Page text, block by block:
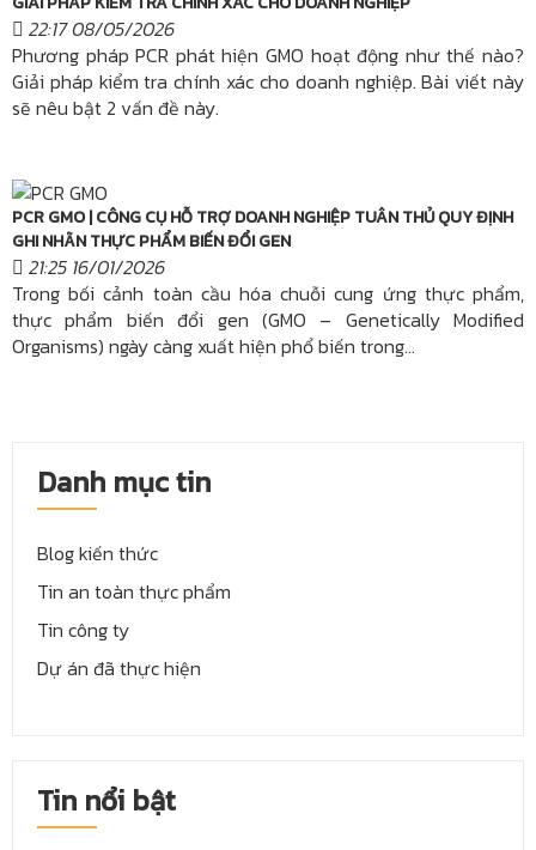
22:17 08/05/2026
Phương pháp PCR phát hiện GMO hoạt động như thế nào?
Giải pháp kiểm tra chính xác cho doanh nghiệp. Bài viết này
sẽ nêu bật 2 vấn đề này.
PCR GMO | CÔNG CỤ HỖ TRỢ DOANH NGHIỆP TUÂN THỦ QUY ĐỊNH
GHI NHÃN THỰC PHẨM BIẾN ĐỔI GEN
21:25 16/01/2026
Trong bối cảnh toàn cầu hóa chuỗi cung ứng thực phẩm,
thực phẩm biến đổi gen (GMO – Genetically Modified
Organisms) ngày càng xuất hiện phổ biến trong...
Danh mục tin
Blog kiến thức
Tin an toàn thực phẩm
Tin công ty
Dự án đã thực hiện
Tin nổi bật